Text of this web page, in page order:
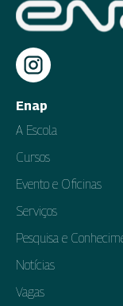
Enap
A Escola
Cursos
Evento e Oficinas
Serviços
Pesquisa e
Notícias
Vagas